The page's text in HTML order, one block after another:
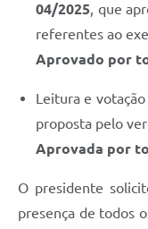
04/2025, que
referentes ao
Aprovado por
Leitura e votação
proposta pelo
Aprovada por
O presidente
presença de todos